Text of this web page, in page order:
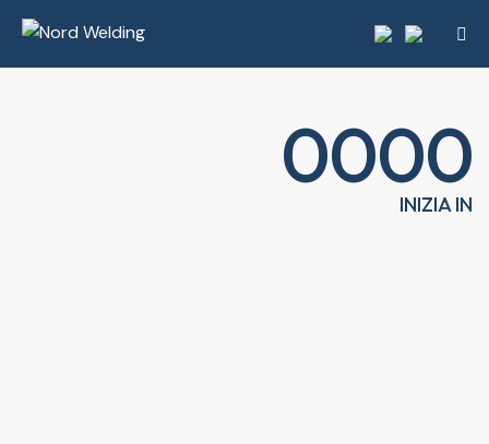
0000
INIZIA IN